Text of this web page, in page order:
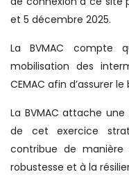
et 5 décembre 2025.
La BVMAC compte
mobilisation des
CEMAC afin d’assurer
La BVMAC attache
de cet exercice
contribue de
robustesse et à la